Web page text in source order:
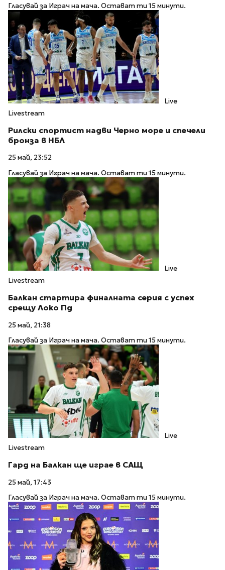
Гласувай за Играч на мача. Остават ти 15 минути.
Live
Livestream
Рилски спортист надви Черно море и спечели
бронза в НБЛ
25 май, 23:52
Гласувай за Играч на мача. Остават ти 15 минути.
Live
Livestream
Балкан стартира финалната серия с успех
срещу Локо Пд
25 май, 21:38
Гласувай за Играч на мача. Остават ти 15 минути.
Live
Livestream
Гард на Балкан ще играе в САЩ
25 май, 17:43
Гласувай за Играч на мача. Остават ти 15 минути.